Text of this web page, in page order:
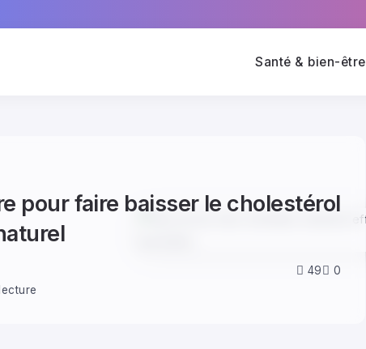
Santé & bien-être
pour faire baisser le cholestérol
49 0